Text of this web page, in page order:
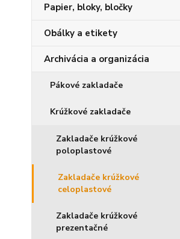
Papier, bloky, bločky
Obálky a etikety
Archivácia a organizácia
Pákové zakladače
Krúžkové zakladače
Zakladače krúžkové
poloplastové
Zakladače krúžkové
celoplastové
Zakladače krúžkové
prezentačné